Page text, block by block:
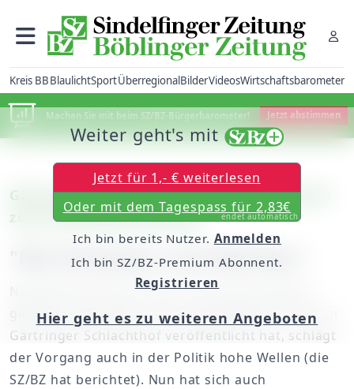
Kreis BBBlaulichtSportÜberregionalBilderVideosWirtschaftsbarometer
Machen Sie mit beim SZ/BZ-Bürgerbarometer! Jetzt abstimmen
Gärtringen: Bürgermeister Thomas Riesch
zum Schlachthof-Skandal
"Mit Entsetzen und Abscheu"
Nachdem der Verein Soko Tierschutz heimlich
gefilmte Aufnahmen von misshandelten Tieren im
Gärtringer Schlachthof veröffentlicht hat, schlägt
der Vorgang auch in der Politik hohe Wellen (die
SZ/BZ hat berichtet). Nun hat sich auch
Weiter geht's mit
Jetzt für 1,- € weiterlesen
Oder mit dem Tagespass für 2,83€
endet automatisch
Ich bin bereits Nutzer. Anmelden
Ich bin SZ/BZ-Premium Abonnent.
Registrieren
Hier geht es zu weiteren Angeboten